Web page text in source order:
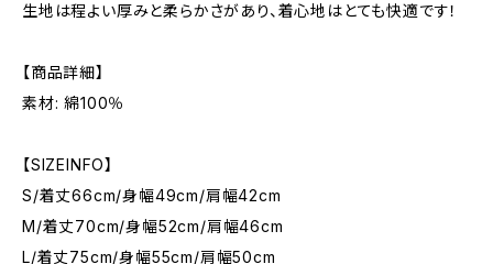
生地は程よい厚みと柔らかさがあり、着心地はとても快適です！
【商品詳細】
素材: 綿100％
【SIZEINFO】
S/着丈66cm/身幅49cm/肩幅42cm
M/着丈70cm/身幅52cm/肩幅46cm
L/着丈75cm/身幅55cm/肩幅50cm